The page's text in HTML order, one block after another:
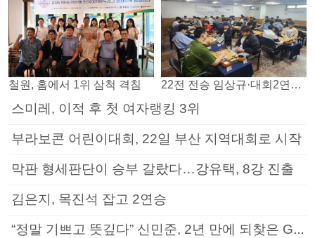
철원, 홈에서 1위 삼척 격침 22전 전승 임상규·대회2연패 노리는 김다빈…왕중왕전 16강 7일부터
스미레, 이적 후 첫 여자랭킹 3위
부라보콘 어린이대회, 22일 부산 지역대회로 시작
막판 형세판단이 승부 갈랐다…강유택, 8강 진출
김은지, 목진석 잡고 2연승
“정말 기쁘고 뜻깊다” 신민준, 2년 만에 되찾은 GS칼텍스배 정상